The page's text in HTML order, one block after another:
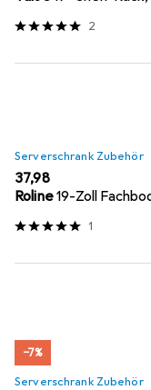
2
Serverschrank Zubehör
EUR
37,98
Roline19-Zoll
1
−7%
Serverschrank Zubehör